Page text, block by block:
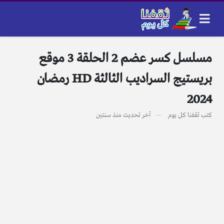
مسلسل كسر عضم 2 الحلقة 3 موقع
بريستيج السراديب الثالثة HD رمضان
2024
كتبثقفنا كل يوم آخر تحديث منذ سنتين